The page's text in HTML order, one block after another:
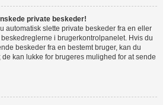
private beskeder!
automatisk slette private beskeder fra en eller
i brugerkontrolpanelet. Hvis du
beskeder fra en bestemt bruger, kan du
kan lukke for brugeres mulighed for at sende